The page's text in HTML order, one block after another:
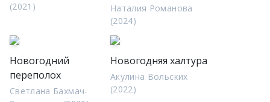
(2021)
Наталия Романова
(2024)
Новогодний
переполох
Светлана Бахмач-
Новогодняя халтура
Акулина Вольских
(2022)